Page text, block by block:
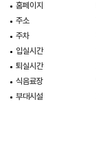
홈페이지
주소
주차
입실시간
퇴실시간
식음료장
부대시설